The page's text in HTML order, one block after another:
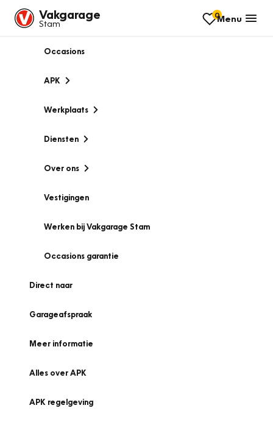
Vakgarage
Stam
0Menu
Occasions
APK
Werkplaats
Diensten
Over ons
Vestigingen
Werken bij Vakgarage Stam
Occasions garantie
Direct naar
Garageafspraak
Meer informatie
Alles over APK
APK regelgeving